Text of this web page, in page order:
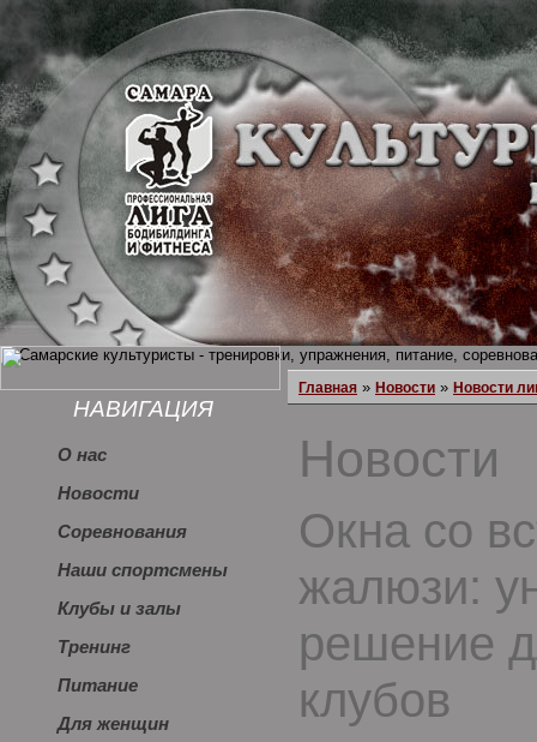
НАВИГАЦИЯ
О нас
Новости
Соревнования
Наши спортсмены
Клубы и залы
Тренинг
Питание
Для женщин
Главная » Новости » Новости
Новости
Окна со
жалюзи:
решение
клубов